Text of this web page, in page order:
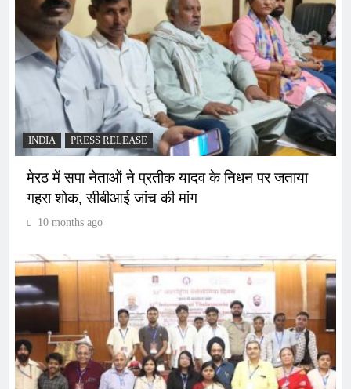
INDIA PRESS RELEASE
मेरठ में सपा नेताओं ने प्रतीक यादव के निधन पर जताया
गहरा शोक, सीबीआई जांच की मांग
10 months ago